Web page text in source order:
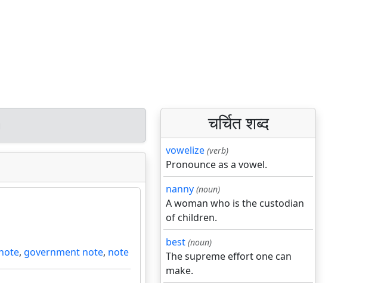
, government note, note
चर्चित शब्द
vowelize (verb)
Pronounce as a vowel.
nanny (noun)
A woman who is the custodian
of children.
best (noun)
The supreme effort one can
make.